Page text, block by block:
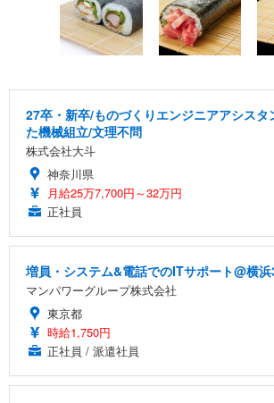
27卒・新卒/ものづくりエンジニアアシスタ
た機械組立/文理不問
株式会社大斗
神奈川県
月給25万7,700円～32万円
正社員
増員・システム&電話でのITサポート@横
マンパワーグループ株式会社
東京都
時給1,750円
正社員 / 派遣社員